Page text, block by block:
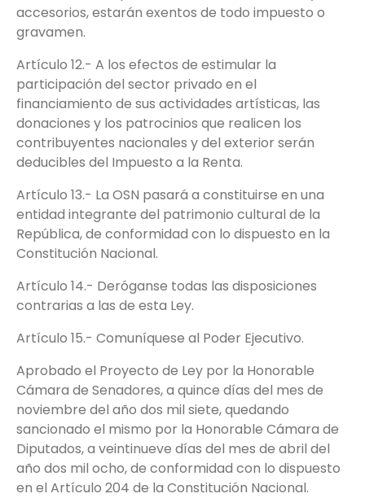
accesorios, estarán exentos de todo impuesto o
gravamen.
Artículo 12.- A los efectos de estimular la
participación del sector privado en el
financiamiento de sus actividades artísticas, las
donaciones y los patrocinios que realicen los
contribuyentes nacionales y del exterior serán
deducibles del Impuesto a la Renta.
Artículo 13.- La OSN pasará a constituirse en una
entidad integrante del patrimonio cultural de la
República, de conformidad con lo dispuesto en la
Constitución Nacional.
Artículo 14.- Deróganse todas las disposiciones
contrarias a las de esta Ley.
Artículo 15.- Comuníquese al Poder Ejecutivo.
Aprobado el Proyecto de Ley por la Honorable
Cámara de Senadores, a quince días del mes de
noviembre del año dos mil siete, quedando
sancionado el mismo por la Honorable Cámara de
Diputados, a veintinueve días del mes de abril del
año dos mil ocho, de conformidad con lo dispuesto
en el Artículo 204 de la Constitución Nacional.